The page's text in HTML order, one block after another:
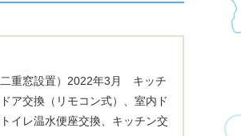
重窓設置）2022年3月 キッチ
ア交換（リモコン式）、室内ド
イレ温水便座交換、キッチン交